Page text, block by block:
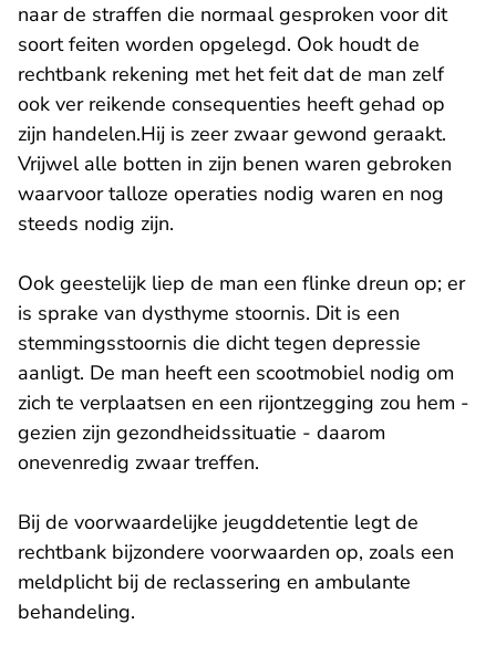
naar de straffen die normaal gesproken voor dit
soort feiten worden opgelegd. Ook houdt de
rechtbank rekening met het feit dat de man zelf
ook ver reikende consequenties heeft gehad op
zijn handelen.Hij is zeer zwaar gewond geraakt.
Vrijwel alle botten in zijn benen waren gebroken
waarvoor talloze operaties nodig waren en nog
steeds nodig zijn.
Ook geestelijk liep de man een flinke dreun op; er
is sprake van dysthyme stoornis. Dit is een
stemmingsstoornis die dicht tegen depressie
aanligt. De man heeft een scootmobiel nodig om
zich te verplaatsen en een rijontzegging zou hem -
gezien zijn gezondheidssituatie - daarom
onevenredig zwaar treffen.
Bij de voorwaardelijke jeugddetentie legt de
rechtbank bijzondere voorwaarden op, zoals een
meldplicht bij de reclassering en ambulante
behandeling.